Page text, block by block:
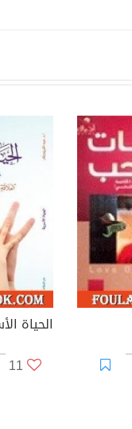
الحياة
11